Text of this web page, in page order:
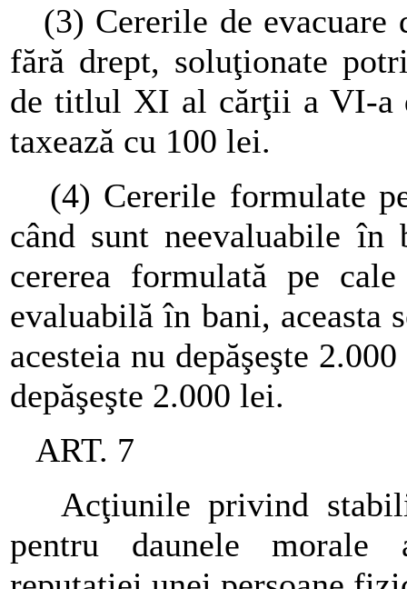
(3) Cererile de evacuare
fără drept, soluţionate
de titlul XI al cărţii a VI-a
taxează cu 100 lei.
(4) Cererile formulate
când sunt neevaluabile
cererea formulată pe
evaluabilă în bani, aceasta
acesteia nu depăşeşte
depăşeşte 2.000 lei.
ART. 7
Acţiunile privind
pentru daunele morale